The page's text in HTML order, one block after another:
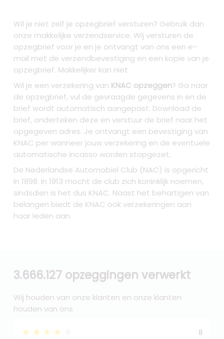
Wil je niet zelf je opzegbrief versturen? Gebruik dan
onze makkelijke verzendservice. Wij versturen de
opzegbrief voor je en je ontvangt van ons een e-
mail met de verzendbevestiging en een kopie van je
opzegbrief. Makkelijker kan niet.
Wil je een verzekering van KNAC opzeggen? Ga naar
de opzegbrief, vul de gevraagde gegevens in en de
brief wordt automatisch aangepast. Download de
brief, onderteken deze en verstuur de brief naar het
opgegeven adres. Je ontvangt een bevestiging van
KNAC per wanneer jouw verzekering en de eventuele
automatische incasso worden stopgezet.
De Nederlandse Automobiel Club (NAC) is opgericht
in 1898. In 1913 mocht de club zich koninklijk noemen,
sindsdien is het dus KNAC. Naast het behartigen van
belangen biedt de KNAC ook verzekeringen aan
haar leden aan.
3.666.127 opzeggingen verwerkt
Wij houden van onze klanten en onze klanten
houden van ons
★★★★★ 8